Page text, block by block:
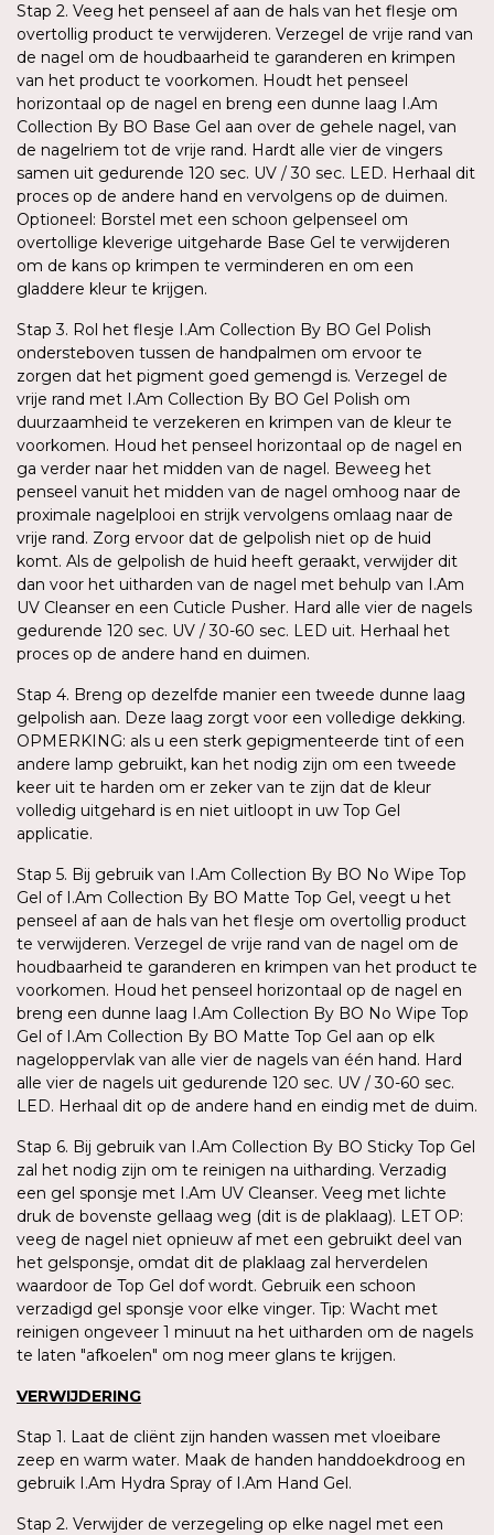
Stap 2. Veeg het penseel af aan de hals van het flesje om
overtollig product te verwijderen. Verzegel de vrije rand van
de nagel om de houdbaarheid te garanderen en krimpen
van het product te voorkomen. Houdt het penseel
horizontaal op de nagel en breng een dunne laag I.Am
Collection By BO Base Gel aan over de gehele nagel, van
de nagelriem tot de vrije rand. Hardt alle vier de vingers
samen uit gedurende 120 sec. UV / 30 sec. LED. Herhaal dit
proces op de andere hand en vervolgens op de duimen.
Optioneel: Borstel met een schoon gelpenseel om
overtollige kleverige uitgeharde Base Gel te verwijderen
om de kans op krimpen te verminderen en om een
gladdere kleur te krijgen.
Stap 3. Rol het flesje I.Am Collection By BO Gel Polish
ondersteboven tussen de handpalmen om ervoor te
zorgen dat het pigment goed gemengd is. Verzegel de
vrije rand met I.Am Collection By BO Gel Polish om
duurzaamheid te verzekeren en krimpen van de kleur te
voorkomen. Houd het penseel horizontaal op de nagel en
ga verder naar het midden van de nagel. Beweeg het
penseel vanuit het midden van de nagel omhoog naar de
proximale nagelplooi en strijk vervolgens omlaag naar de
vrije rand. Zorg ervoor dat de gelpolish niet op de huid
komt. Als de gelpolish de huid heeft geraakt, verwijder dit
dan voor het uitharden van de nagel met behulp van I.Am
UV Cleanser en een Cuticle Pusher. Hard alle vier de nagels
gedurende 120 sec. UV / 30-60 sec. LED uit. Herhaal het
proces op de andere hand en duimen.
Stap 4. Breng op dezelfde manier een tweede dunne laag
gelpolish aan. Deze laag zorgt voor een volledige dekking.
OPMERKING: als u een sterk gepigmenteerde tint of een
andere lamp gebruikt, kan het nodig zijn om een tweede
keer uit te harden om er zeker van te zijn dat de kleur
volledig uitgehard is en niet uitloopt in uw Top Gel
applicatie.
Stap 5. Bij gebruik van I.Am Collection By BO No Wipe Top
Gel of I.Am Collection By BO Matte Top Gel, veegt u het
penseel af aan de hals van het flesje om overtollig product
te verwijderen. Verzegel de vrije rand van de nagel om de
houdbaarheid te garanderen en krimpen van het product te
voorkomen. Houd het penseel horizontaal op de nagel en
breng een dunne laag I.Am Collection By BO No Wipe Top
Gel of I.Am Collection By BO Matte Top Gel aan op elk
nageloppervlak van alle vier de nagels van één hand. Hard
alle vier de nagels uit gedurende 120 sec. UV / 30-60 sec.
LED. Herhaal dit op de andere hand en eindig met de duim.
Stap 6. Bij gebruik van I.Am Collection By BO Sticky Top Gel
zal het nodig zijn om te reinigen na uitharding. Verzadig
een gel sponsje met I.Am UV Cleanser. Veeg met lichte
druk de bovenste gellaag weg (dit is de plaklaag). LET OP:
veeg de nagel niet opnieuw af met een gebruikt deel van
het gelsponsje, omdat dit de plaklaag zal herverdelen
waardoor de Top Gel dof wordt. Gebruik een schoon
verzadigd gel sponsje voor elke vinger. Tip: Wacht met
reinigen ongeveer 1 minuut na het uitharden om de nagels
te laten "afkoelen" om nog meer glans te krijgen.
VERWIJDERING
Stap 1. Laat de cliënt zijn handen wassen met vloeibare
zeep en warm water. Maak de handen handdoekdroog en
gebruik I.Am Hydra Spray of I.Am Hand Gel.
Stap 2. Verwijder de verzegeling op elke nagel met een